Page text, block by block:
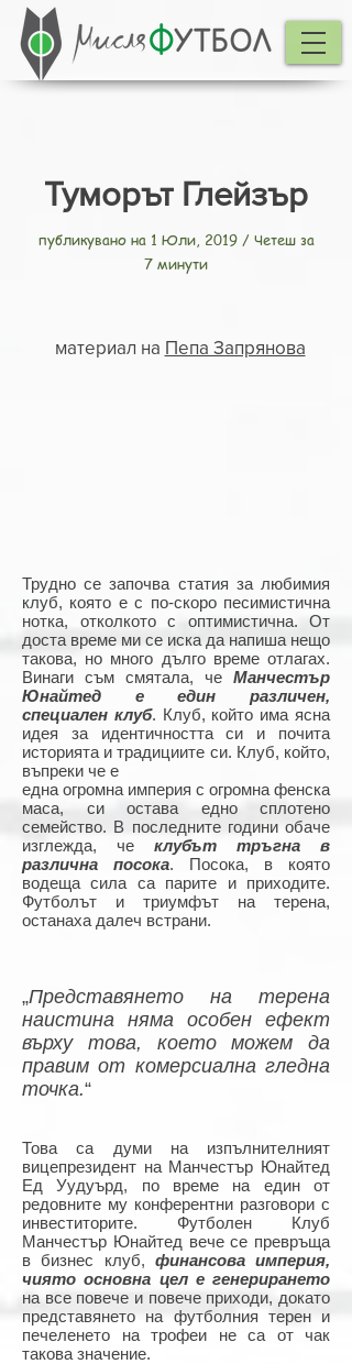
Туморът Глейзър
публикувано на 1 Юли, 2019 / Четеш за
7 минути
материал на Пепа Запрянова
Трудно се започва статия за любимия
клуб, която е с по-скоро песимистична
нотка, отколкото с оптимистична. От
доста време ми се иска да напиша нещо
такова, но много дълго време отлагах.
Винаги съм смятала, че Манчестър
Юнайтед е един различен,
специален клуб. Клуб, който има ясна
идея за идентичността си и почита
историята и традициите си. Клуб, който,
въпреки че е
една огромна империя с огромна фенска
маса, си остава едно сплотено
семейство. В последните години обаче
изглежда, че клубът тръгна в
различна посока. Посока, в която
водеща сила са парите и приходите.
Футболът и триумфът на терена,
останаха далеч встрани.
„Представянето на терена
наистина няма особен ефект
върху това, което можем да
правим от комерсиална гледна
точка.“
Това са думи на изпълнителният
вицепрезидент на Манчестър Юнайтед
Ед Уудуърд, по време на един от
редовните му конферентни разговори с
инвеститорите. Футболен Клуб
Манчестър Юнайтед вече се превръща
в бизнес клуб, финансова империя,
чиято основна цел е генерирането
на все повече и повече приходи, докато
представянето на футболния терен и
печеленето на трофеи не са от чак
такова значение.